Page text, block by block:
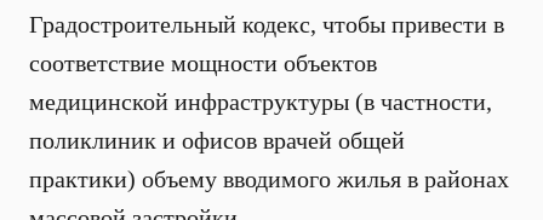
Градостроительный кодекс, чтобы привести в
соответствие мощности объектов
медицинской инфраструктуры (в частности,
поликлиник и офисов врачей общей
практики) объему вводимого жилья в районах